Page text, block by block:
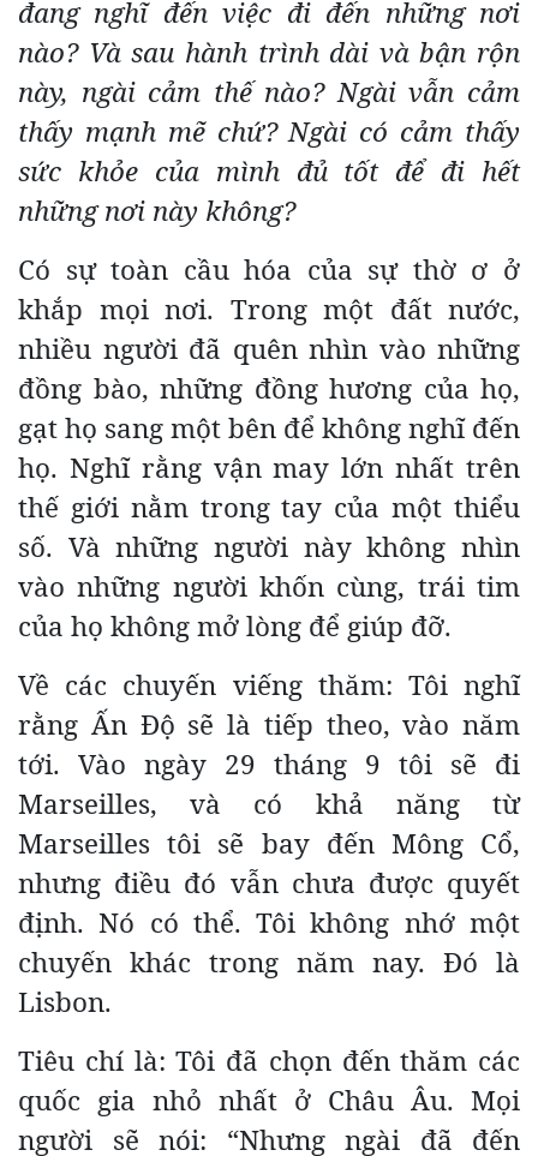
đang nghĩ đến việc đi đến những nơi
nào? Và sau hành trình dài và bận rộn
này, ngài cảm thế nào? Ngài vẫn cảm
thấy mạnh mẽ chứ? Ngài có cảm thấy
sức khỏe của mình đủ tốt để đi hết
những nơi này không?
Có sự toàn cầu hóa của sự thờ ơ ở
khắp mọi nơi. Trong một đất nước,
nhiều người đã quên nhìn vào những
đồng bào, những đồng hương của họ,
gạt họ sang một bên để không nghĩ đến
họ. Nghĩ rằng vận may lớn nhất trên
thế giới nằm trong tay của một thiểu
số. Và những người này không nhìn
vào những người khốn cùng, trái tim
của họ không mở lòng để giúp đỡ.
Về các chuyến viếng thăm: Tôi nghĩ
rằng Ấn Độ sẽ là tiếp theo, vào năm
tới. Vào ngày 29 tháng 9 tôi sẽ đi
Marseilles, và có khả năng từ
Marseilles tôi sẽ bay đến Mông Cổ,
nhưng điều đó vẫn chưa được quyết
định. Nó có thể. Tôi không nhớ một
chuyến khác trong năm nay. Đó là
Lisbon.
Tiêu chí là: Tôi đã chọn đến thăm các
quốc gia nhỏ nhất ở Châu Âu. Mọi
người sẽ nói: “Nhưng ngài đã đến